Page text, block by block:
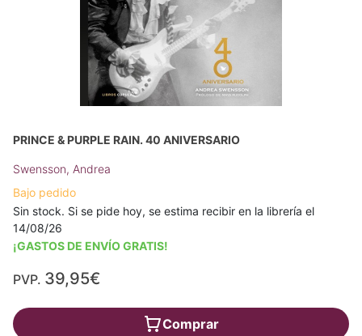
PRINCE & PURPLE RAIN. 40 ANIVERSARIO
Swensson, Andrea
Bajo pedido
Sin stock. Si se pide hoy, se estima recibir en la librería el
14/08/26
¡GASTOS DE ENVÍO GRATIS!
PVP. 39,95€
Comprar